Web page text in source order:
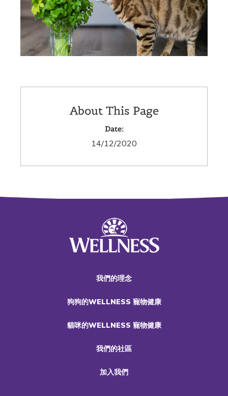
About This Page
Date:
14/12/2020
我們的理念
狗狗的WELLNESS 寵物健康
貓咪的WELLNESS 寵物健康
我們的社區
加入我們